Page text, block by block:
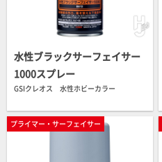
水性ブラックサーフェイサー
1000スプレー
GSIクレオス 水性ホビーカラー
プライマー・サーフェイサー